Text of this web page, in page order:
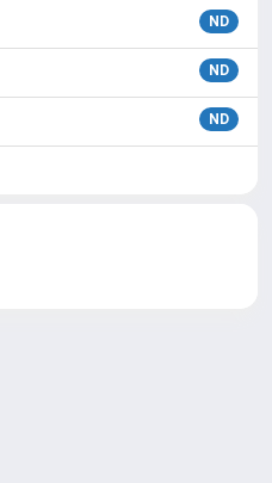
ND
ND
ND